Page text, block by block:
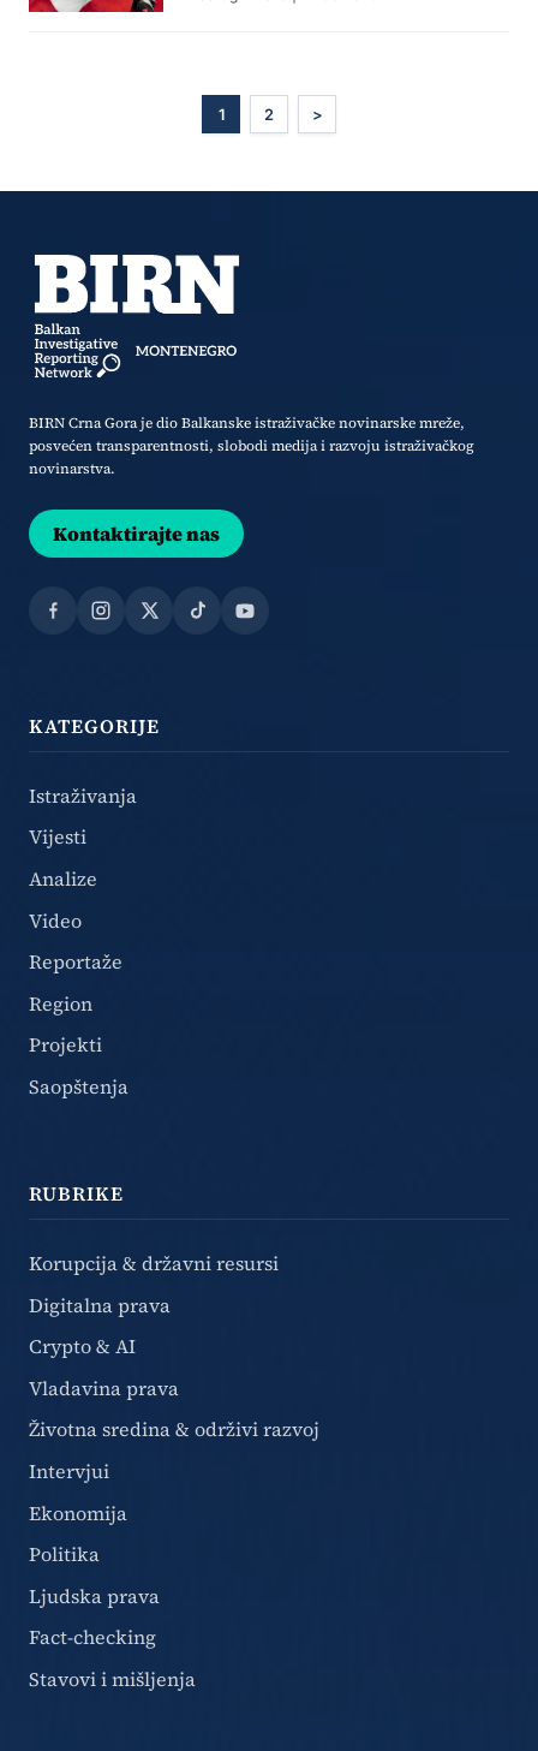
1 2 >
BIRN Crna Gora je dio Balkanske istraživačke novinarske mreže,
posvećen transparentnosti, slobodi medija i razvoju istraživačkog
novinarstva.
Kontaktirajte nas
Facebook
Instagram
X TikTokYouTube
KATEGORIJE
Istraživanja
Vijesti
Analize
Video
Reportaže
Region
Projekti
Saopštenja
RUBRIKE
Korupcija & državni resursi
Digitalna prava
Crypto & AI
Vladavina prava
Životna sredina & održivi razvoj
Intervjui
Ekonomija
Politika
Ljudska prava
Fact-checking
Stavovi i mišljenja